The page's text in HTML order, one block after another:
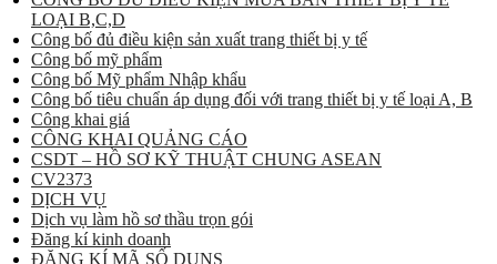
LOẠI B,C,D
Công bố đủ điều kiện sản xuất trang thiết bị y tế
Công bố mỹ phẩm
Công bố Mỹ phẩm Nhập khẩu
Công bố tiêu chuẩn áp dụng đối với trang thiết bị y tế loại A, B
Công khai giá
CÔNG KHAI QUẢNG CÁO
CSDT – HỒ SƠ KỸ THUẬT CHUNG ASEAN
CV2373
DỊCH VỤ
Dịch vụ làm hồ sơ thầu trọn gói
Đăng kí kinh doanh
ĐĂNG KÍ MÃ SỐ DUNS